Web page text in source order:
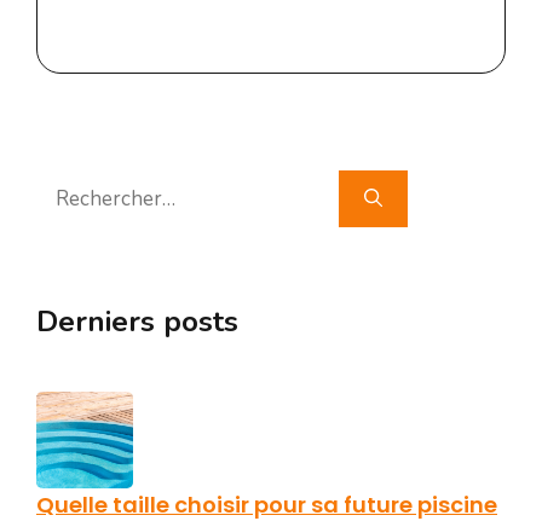
Rechercher :
Derniers posts
Quelle taille choisir pour sa future piscine